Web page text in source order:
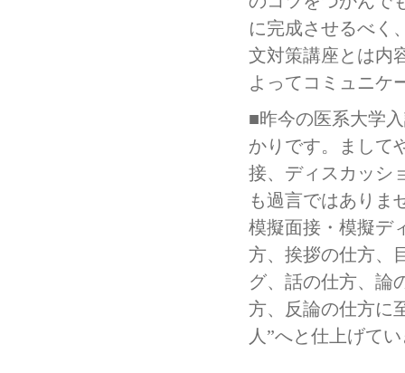
に完成させるべく
文対策講座とは内
よってコミュニケ
■昨今の医系大学
かりです。まして
接、ディスカッシ
も過言ではありま
模擬面接・模擬デ
方、挨拶の仕方、
グ、話の仕方、論
方、反論の仕方に
人”へと仕上げて